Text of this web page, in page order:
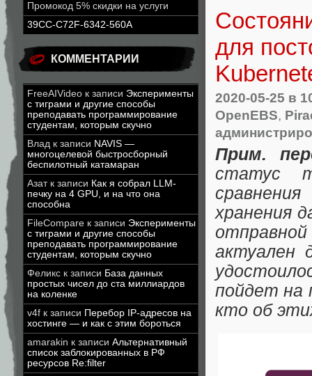
Промокод 5% скидки на услуги
39CC-C72F-6342-560A
КОММЕНТАРИИ
FreeAIVideo к записи Эксперименты
с тиграми и другие способы
преподавать программирование
студентам, которым скучно
Влад к записи NAVIS —
многоцелевой быстросборный
беспилотный катамаран
Азатк записи Как я собрал LLM-
печку на 4 GPU, и на что она
способна
FileCompare к записи Эксперименты
с тиграми и другие способы
преподавать программирование
студентам, которым скучно
Феликс к записи База данных
простых чисел до ста миллиардов
на коленке
v4f к записи Перебор IP-адресов на
хостинге — и как с этим бороться
amarakin к записи Альтернативный
список заблокированных в РФ
ресурсов Re:filter
для
2020-05-25 в
OpenEBS,
Прим.
статус
хранения
актуален
пойдет на
кто об